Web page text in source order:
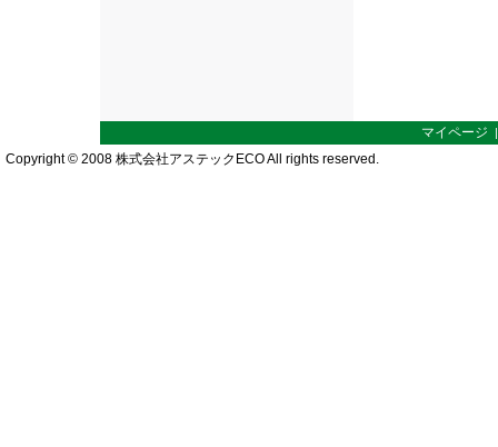
マイページ
Copyright © 2008 株式会社アステックECO All rights reserved.